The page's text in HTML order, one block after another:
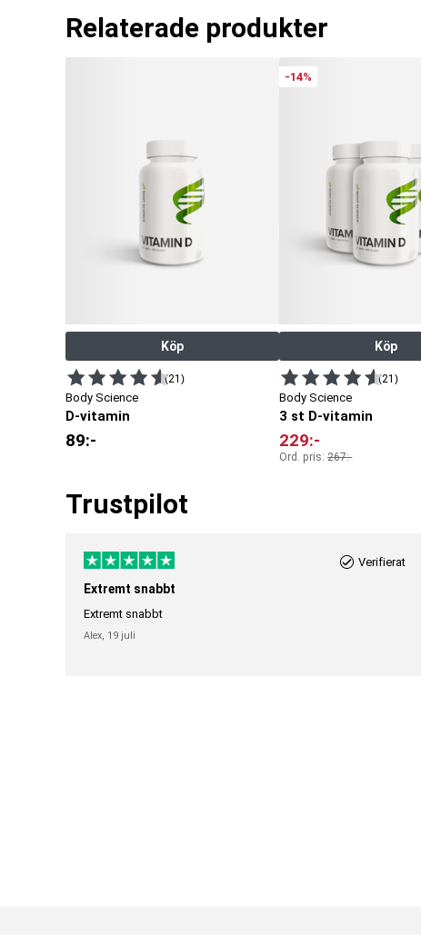
Relaterade produkter
Köp
(21)
Body Science
D-vitamin
89:-
-14%
Köp
(21)
Body Science
3 st D-vitamin
229:-
Ord. pris:267:-
Trustpilot
Verifierat
Extremt snabbt
Extremt snabbt
Alex, 19 juli